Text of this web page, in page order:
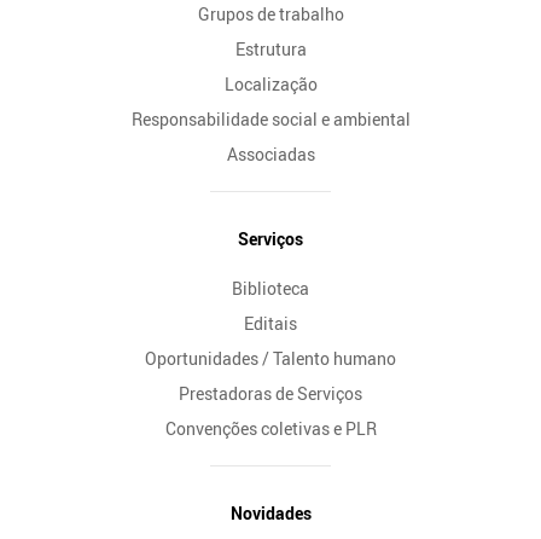
Grupos de trabalho
Estrutura
Localização
Responsabilidade social e ambiental
Associadas
Serviços
Biblioteca
Editais
Oportunidades / Talento humano
Prestadoras de Serviços
Convenções coletivas e PLR
Novidades